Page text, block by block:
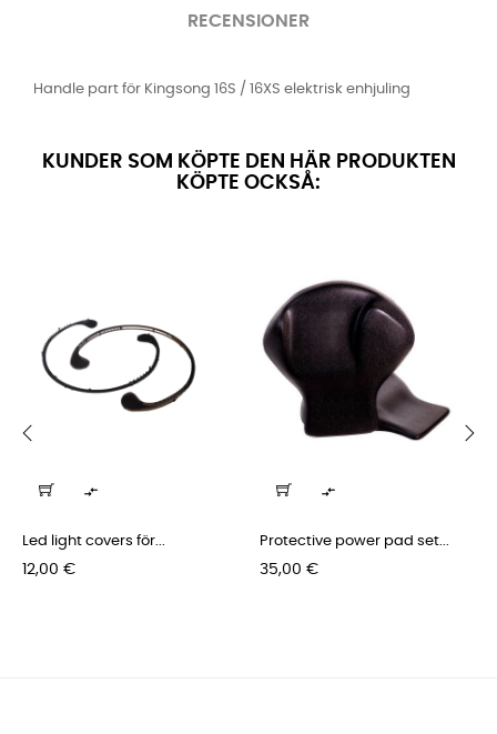
RECENSIONER
Handle part för Kingsong 16S / 16XS elektrisk enhjuling
KUNDER SOM KÖPTE DEN HÄR PRODUKTEN
KÖPTE OCKSÅ:

Led light covers för...
Pris
12,00 €

Protective power pad set...
Pris
35,00 €